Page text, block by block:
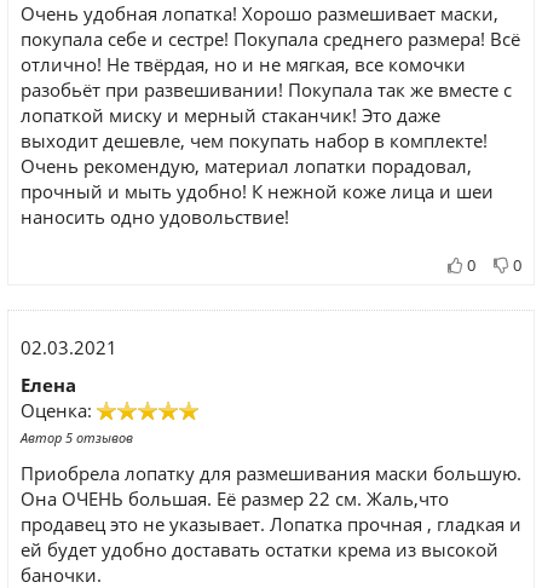
Очень удобная лопатка! Хорошо размешивает маски,
покупала себе и сестре! Покупала среднего размера! Всё
отлично! Не твёрдая, но и не мягкая, все комочки
разобьёт при развешивании! Покупала так же вместе с
лопаткой миску и мерный стаканчик! Это даже
выходит дешевле, чем покупать набор в комплекте!
Очень рекомендую, материал лопатки порадовал,
прочный и мыть удобно! К нежной коже лица и шеи
наносить одно удовольствие!
0 0
02.03.2021
Елена
Оценка:
Автор 5 отзывов
Приобрела лопатку для размешивания маски большую.
Она ОЧЕНЬ большая. Её размер 22 см. Жаль,что
продавец это не указывает. Лопатка прочная , гладкая и
ей будет удобно доставать остатки крема из высокой
баночки.